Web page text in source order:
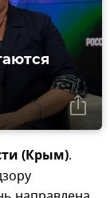
(Крым).